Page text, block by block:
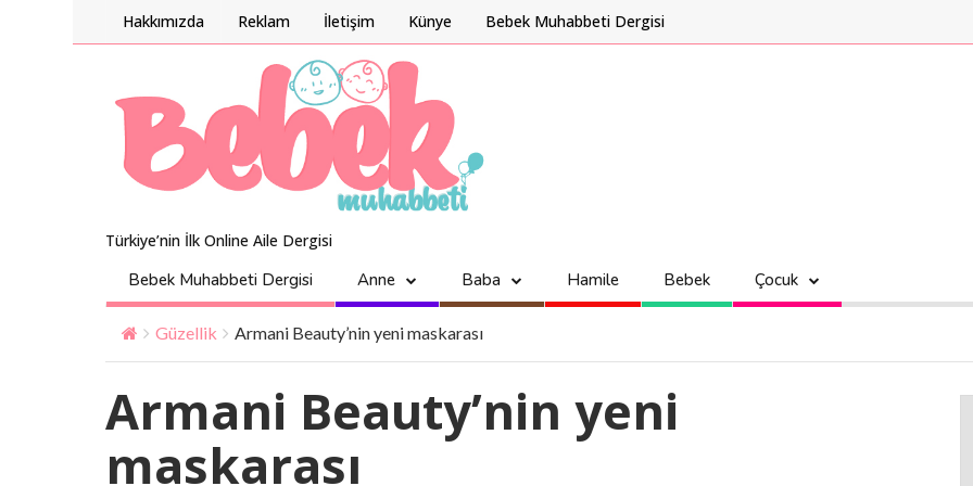
Hakkımızda Reklam İletişim Künye Bebek Muhabbeti Dergisi
Türkiye’nin İlk Online Aile Dergisi
Bebek Muhabbeti Dergisi Anne Baba Hamile Bebek Çocuk
Güzellik Armani Beauty’nin yeni maskarası
Armani Beauty’nin yeni
maskarası